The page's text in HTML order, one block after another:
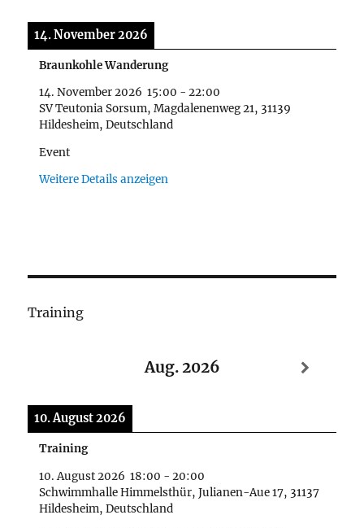
14. November 2026
Braunkohle Wanderung
14. November 2026 15:00 -22:00
SV Teutonia Sorsum, Magdalenenweg 21, 31139
Hildesheim, Deutschland
Event
Weitere Details anzeigen
Training
Aug. 2026
10. August 2026
Training
10. August 2026 18:00 -20:00
Schwimmhalle Himmelsthür, Julianen-Aue 17, 31137
Hildesheim, Deutschland